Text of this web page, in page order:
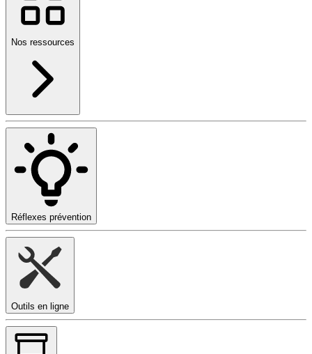
Nos ressources
Réflexes prévention
Outils en ligne